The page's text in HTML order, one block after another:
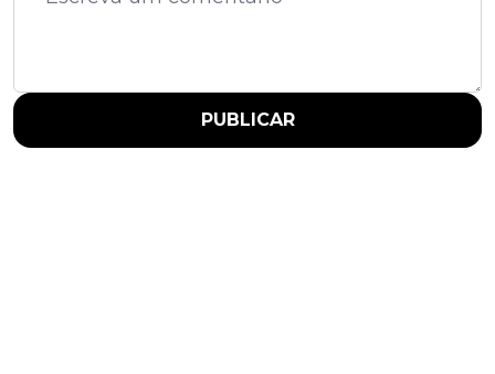
PUBLICAR